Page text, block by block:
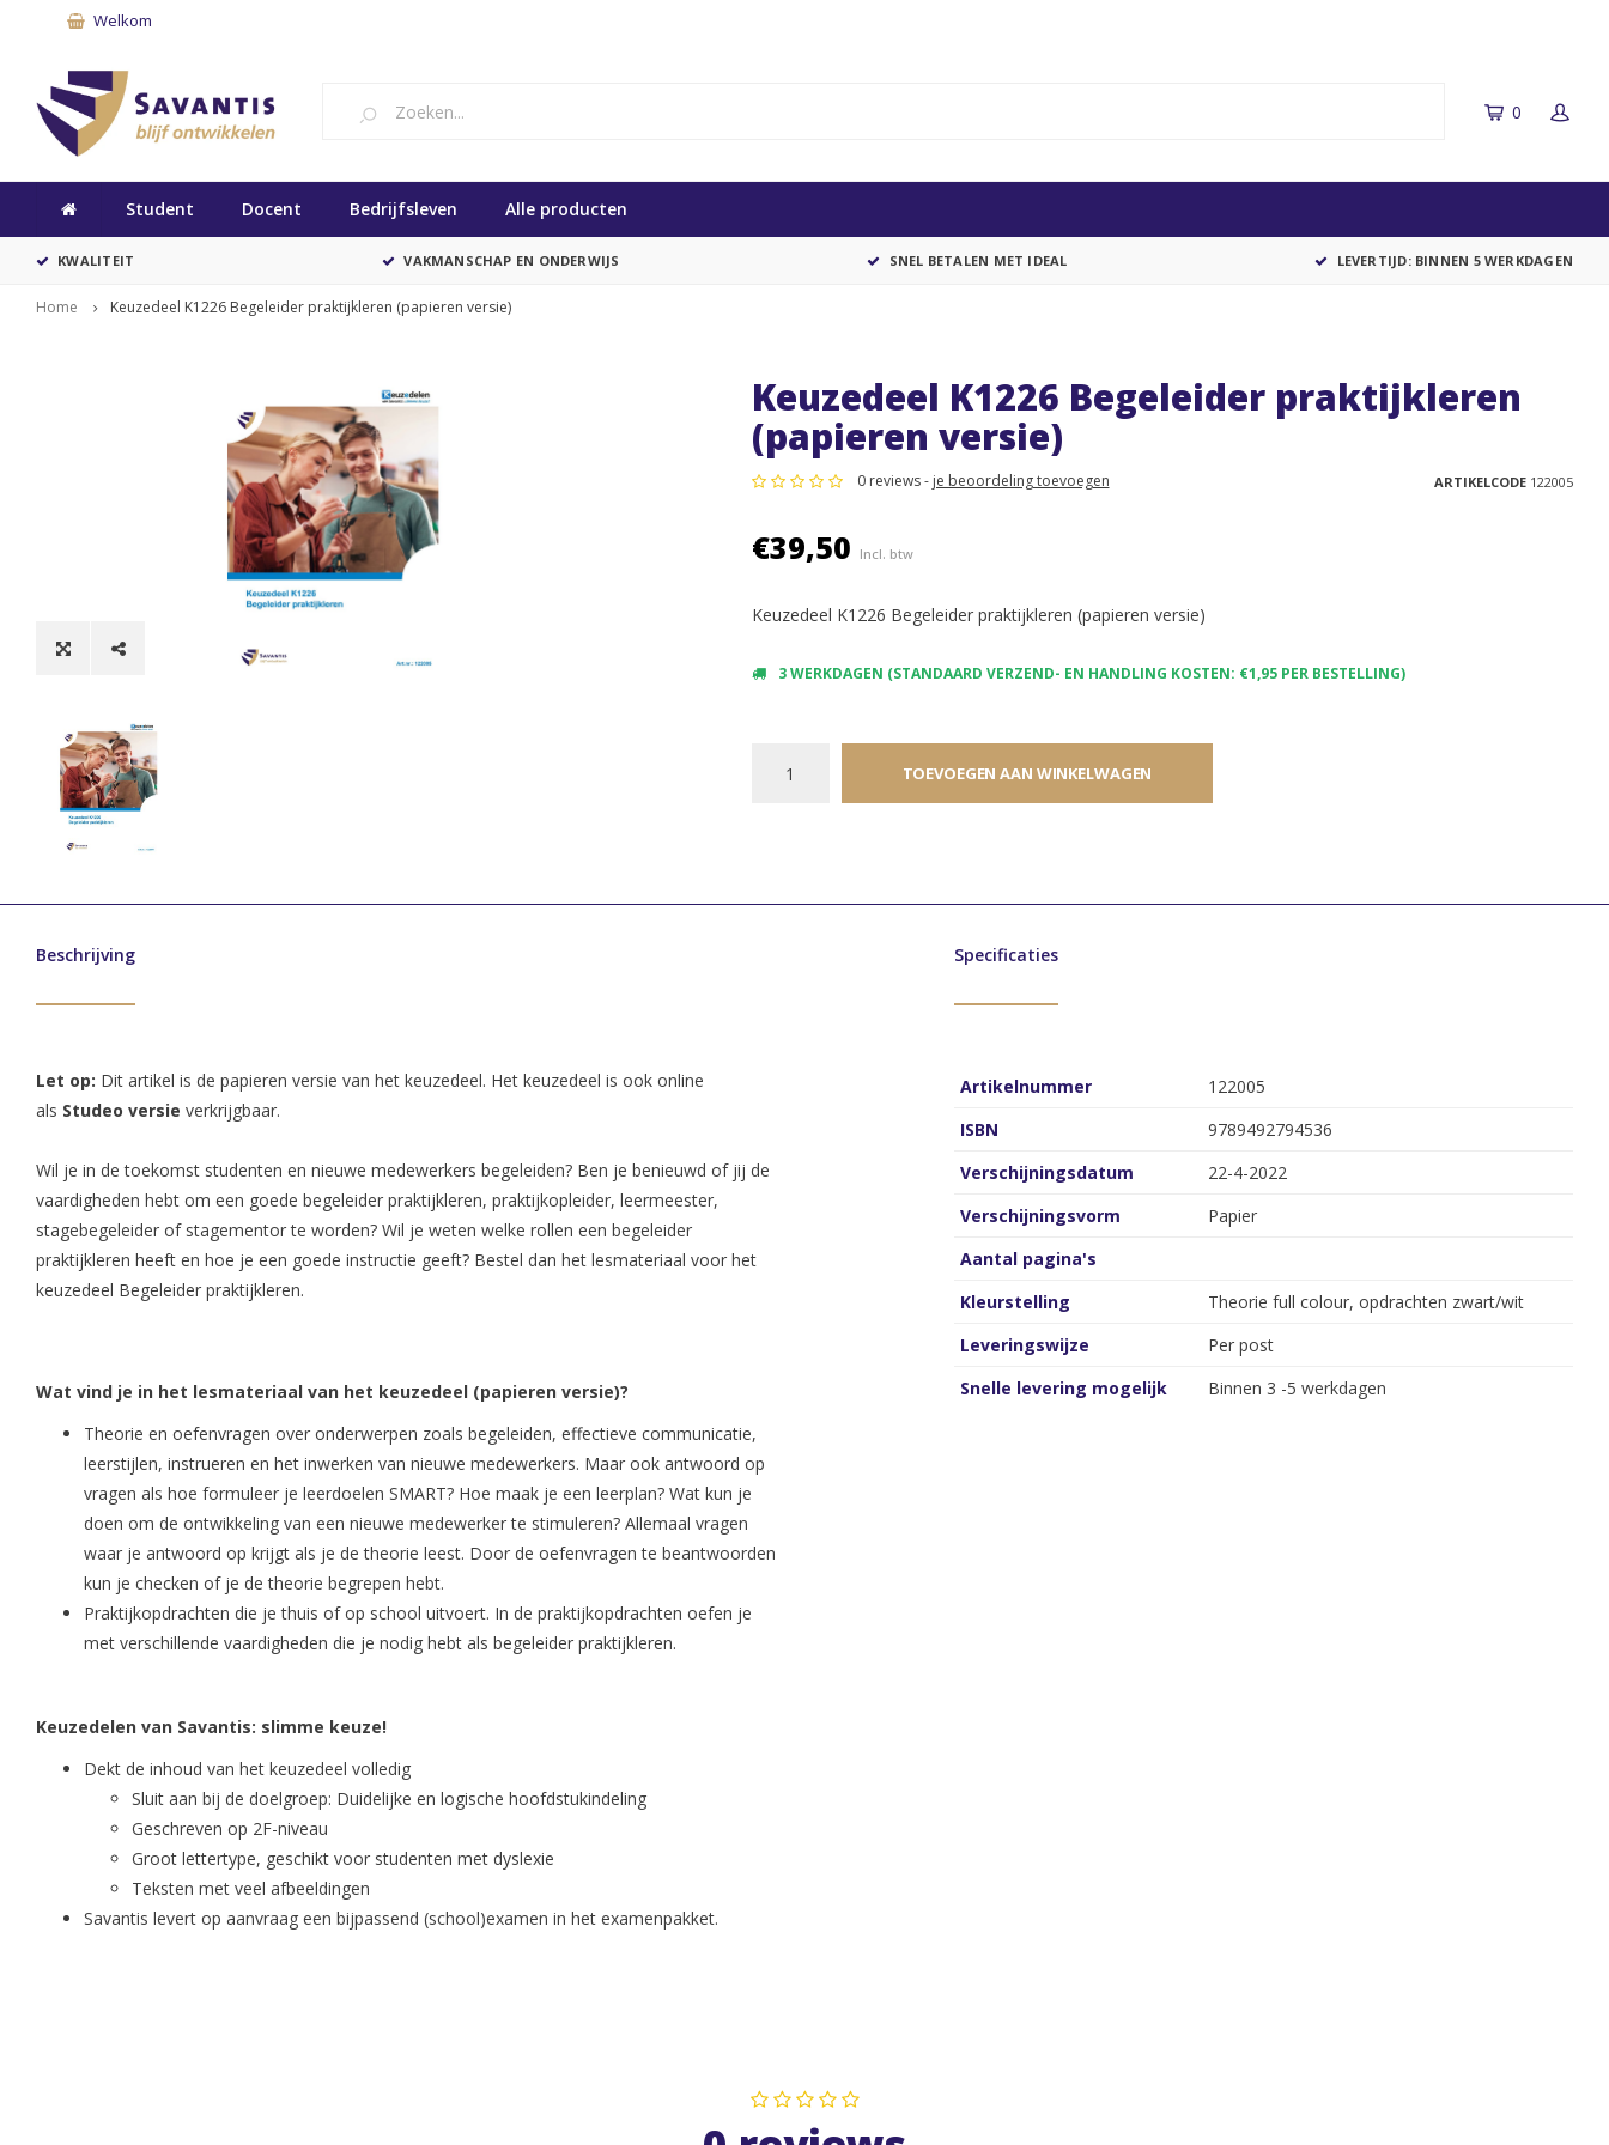
Welkom
0
Student Docent Bedrijfsleven Alle producten
KWALITEIT VAKMANSCHAP EN ONDERWIJS SNEL BETALEN MET IDEAL LEVERTIJD: BINNEN 5 WERKDAGEN
Home Keuzedeel K1226 Begeleider praktijkleren (papieren versie)
Keuzedeel K1226 Begeleider praktijkleren
(papieren versie)
0 reviews - je beoordeling toevoegen ARTIKELCODE122005
€39,50 Incl. btw
Keuzedeel K1226 Begeleider praktijkleren (papieren versie)
3 WERKDAGEN (STANDAARD VERZEND- EN HANDLING KOSTEN: €1,95 PER BESTELLING)
TOEVOEGEN AAN WINKELWAGEN
Beschrijving Specificaties
Let op: Dit artikel is de papieren versie van het keuzedeel. Het keuzedeel is ook online
als Studeo versie verkrijgbaar.
Wil je in de toekomst studenten en nieuwe medewerkers begeleiden? Ben je benieuwd of jij de
vaardigheden hebt om een goede begeleider praktijkleren, praktijkopleider, leermeester,
stagebegeleider of stagementor te worden? Wil je weten welke rollen een begeleider
praktijkleren heeft en hoe je een goede instructie geeft? Bestel dan het lesmateriaal voor het
keuzedeel Begeleider praktijkleren.
Wat vind je in het lesmateriaal van het keuzedeel (papieren versie)?
Theorie en oefenvragen over onderwerpen zoals begeleiden, effectieve communicatie,
leerstijlen, instrueren en het inwerken van nieuwe medewerkers. Maar ook antwoord op
vragen als hoe formuleer je leerdoelen SMART? Hoe maak je een leerplan? Wat kun je
doen om de ontwikkeling van een nieuwe medewerker te stimuleren? Allemaal vragen
waar je antwoord op krijgt als je de theorie leest. Door de oefenvragen te beantwoorden
kun je checken of je de theorie begrepen hebt.
Praktijkopdrachten die je thuis of op school uitvoert. In de praktijkopdrachten oefen je
met verschillende vaardigheden die je nodig hebt als begeleider praktijkleren.
Keuzedelen van Savantis: slimme keuze!
Dekt de inhoud van het keuzedeel volledig
Sluit aan bij de doelgroep: Duidelijke en logische hoofdstukindeling
Geschreven op 2F-niveau
Groot lettertype, geschikt voor studenten met dyslexie
Teksten met veel afbeeldingen
Savantis levert op aanvraag een bijpassend (school)examen in het examenpakket.
Artikelnummer
122005
ISBN
9789492794536
Verschijningsdatum
22-4-2022
Verschijningsvorm
Papier
Aantal pagina's
Kleurstelling
Theorie full colour, opdrachten zwart/wit
Leveringswijze
Per post
Snelle levering mogelijk
Binnen 3 -5 werkdagen